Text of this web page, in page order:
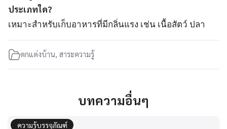
ประเภทใด?
เหมาะสำหรับเก็บอาหารที่มีกลิ่นแรง เช่น เนื้อสัตว์ ปลา
ตกแต่งบ้าน, สาระความรู้
บทความอื่นๆ
ความรู้บรรจุภัณฑ์